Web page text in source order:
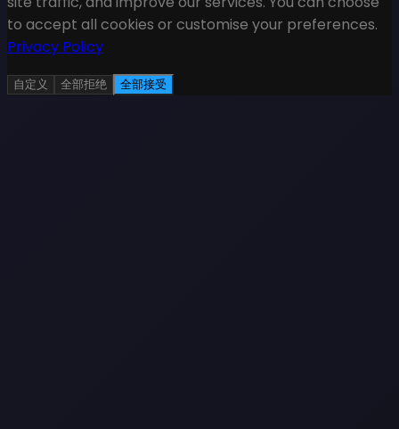
to accept all cookies or customise your preferences.
Privacy Policy
自定义 全部拒绝 全部接受